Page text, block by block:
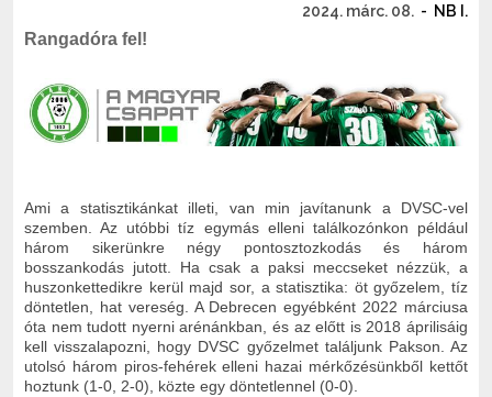
2024. márc. 08. - NB I.
Rangadóra fel!
Ami a statisztikánkat illeti, van min javítanunk a DVSC-vel
szemben. Az utóbbi tíz egymás elleni találkozónkon például
három sikerünkre négy pontosztozkodás és három
bosszankodás jutott. Ha csak a paksi meccseket nézzük, a
huszonkettedikre kerül majd sor, a statisztika: öt győzelem, tíz
döntetlen, hat vereség. A Debrecen egyébként 2022 márciusa
óta nem tudott nyerni arénánkban, és az előtt is 2018 áprilisáig
kell visszalapozni, hogy DVSC győzelmet találjunk Pakson. Az
utolsó három piros-fehérek elleni hazai mérkőzésünkből kettőt
hoztunk (1-0, 2-0), közte egy döntetlennel (0-0).